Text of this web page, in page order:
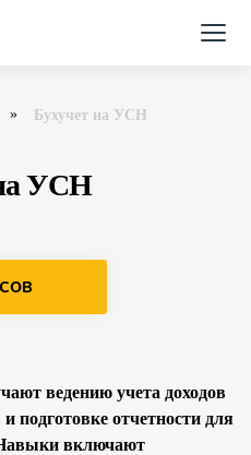
Бухучет на УСН
УСН
ведению учета доходов
подготовке отчетности для
Навыки включают